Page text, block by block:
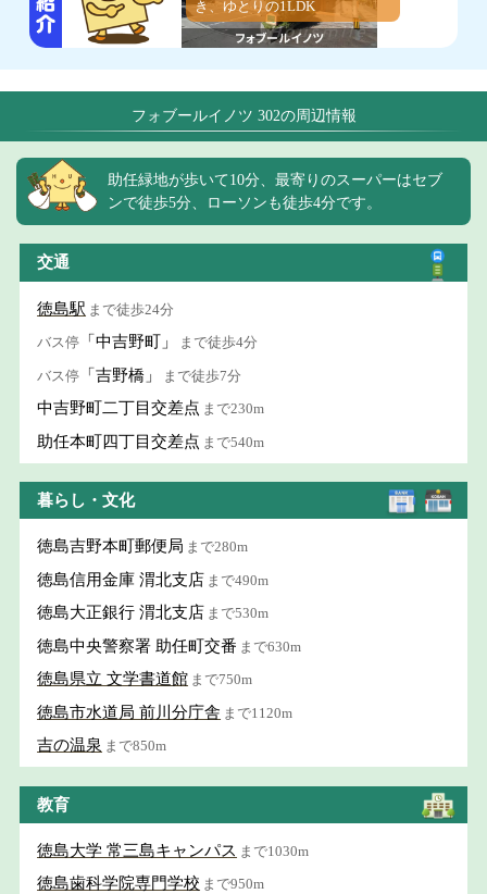
き、ゆとりの1LDK
フォブールイノツ 302の周辺情報
助任緑地が歩いて10分、最寄りのスーパーはセブ
ンで徒歩5分、ローソンも徒歩4分です。
交通
徳島駅 まで徒歩24分
バス停 「中吉野町」 まで徒歩4分
バス停 「吉野橋」 まで徒歩7分
中吉野町二丁目交差点 まで230m
助任本町四丁目交差点 まで540m
暮らし・文化
徳島吉野本町郵便局 まで280m
徳島信用金庫 渭北支店 まで490m
徳島大正銀行 渭北支店 まで530m
徳島中央警察署 助任町交番 まで630m
徳島県立 文学書道館 まで750m
徳島市水道局 前川分庁舎 まで1120m
吉の温泉 まで850m
教育
徳島大学 常三島キャンパス まで1030m
徳島歯科学院専門学校 まで950m